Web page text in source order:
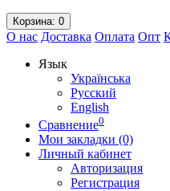
Корзина: 0
О нас Доставка Оплата Опт
Язык
Українська
Русский
English
Сравнение0
Мои закладки (0)
Личный кабинет
Авторизация
Регистрация